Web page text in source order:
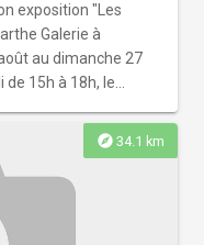
exposition "Les
Galerie à
au dimanche 27
15h à 18h, le
le samedi 1er
explore 34.1 km